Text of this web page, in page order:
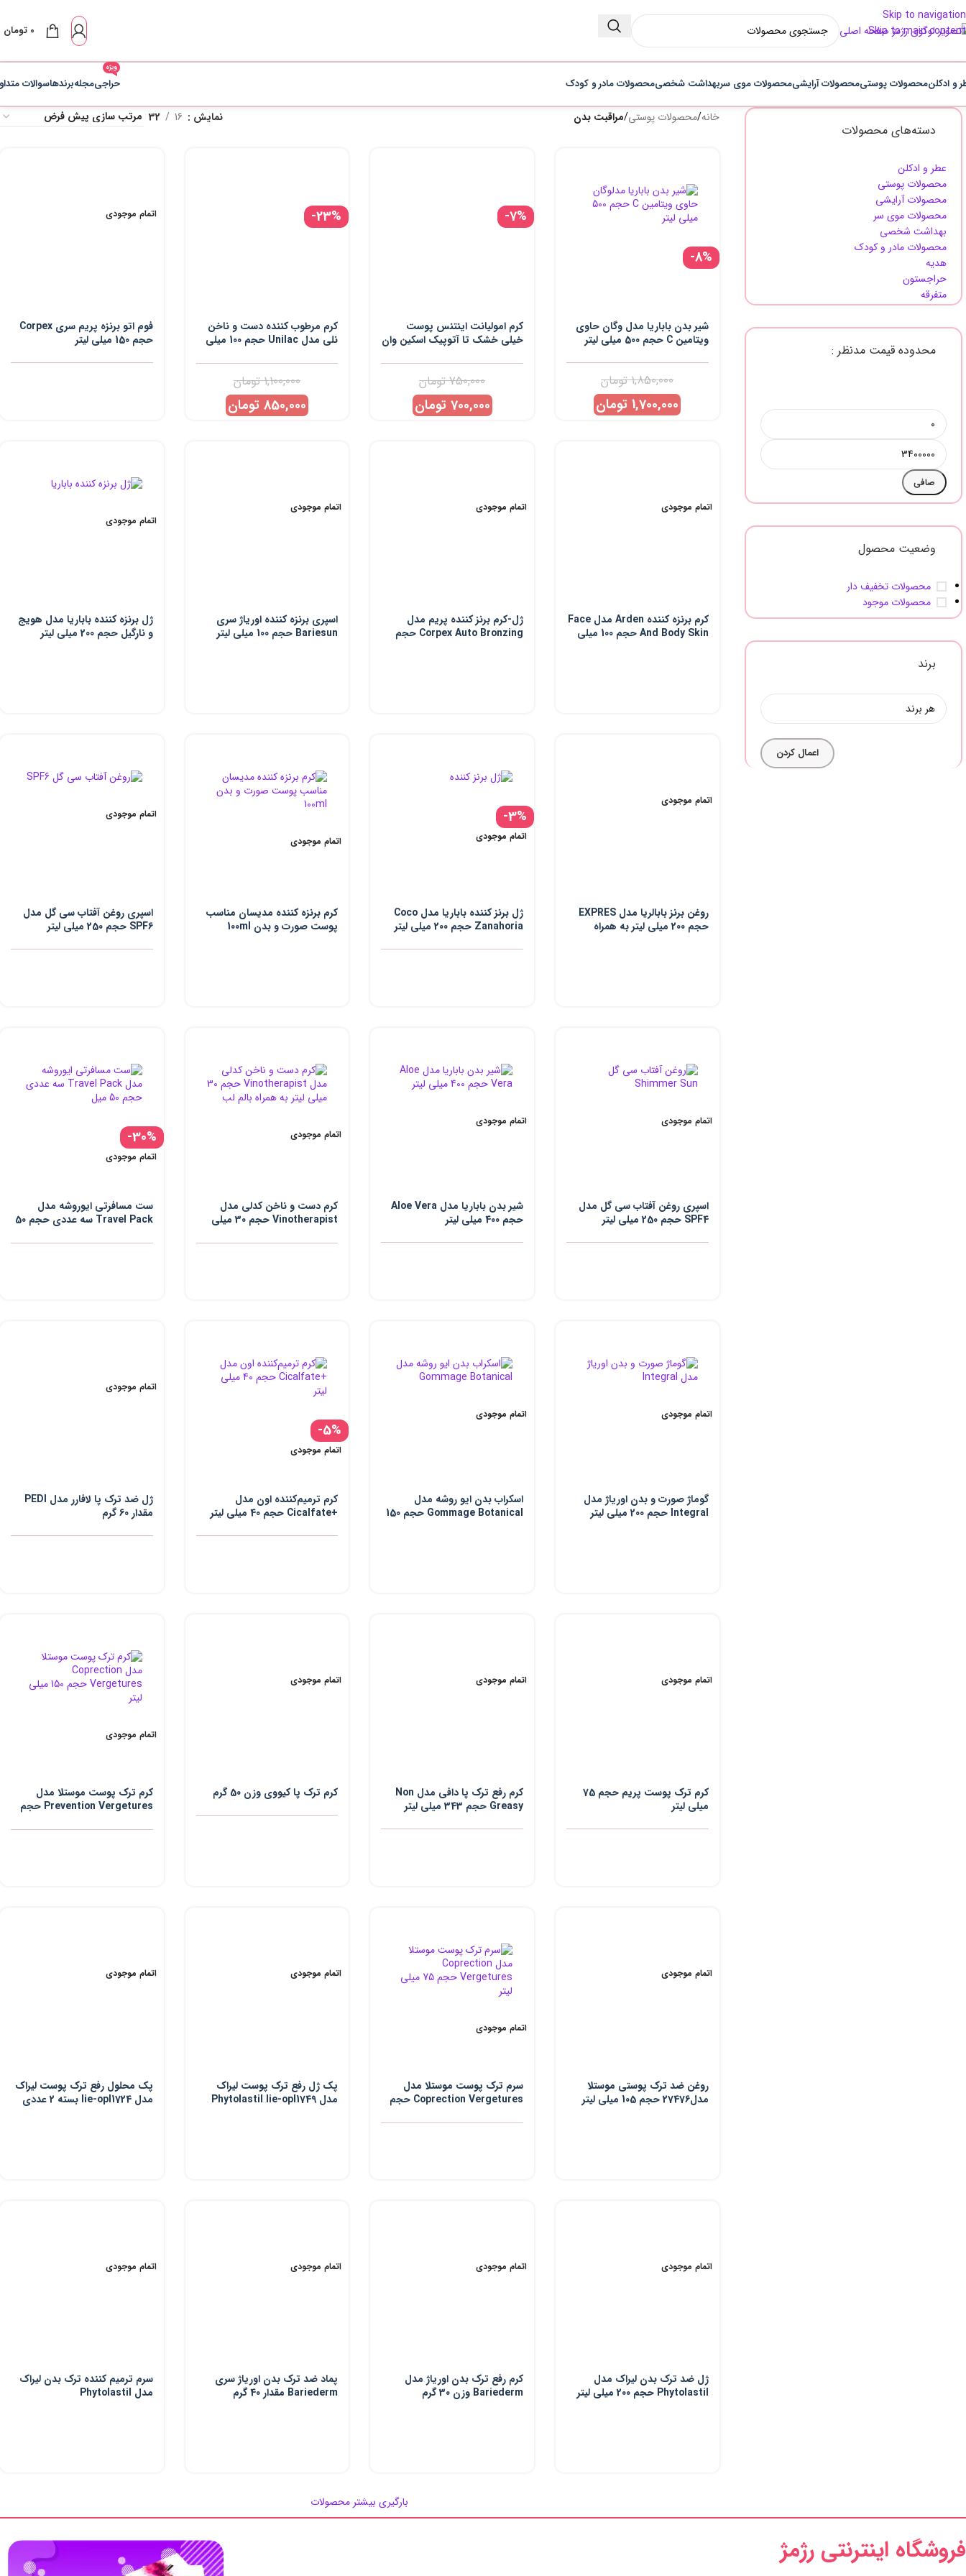
Skip to navigation
Skip to main content
0 تومان
و ادکلنمحصولات پوستیمحصولات آرایشیمحصولات موی سربهداشت شخصیمحصولات مادر و کودک حراجی
ویژه
مجلهبرندهاسوالات
دسته‌های محصولات
عطر و ادکلن
محصولات پوستی
محصولات آرایشی
محصولات موی سر
بهداشت شخصی
محصولات مادر و کودک
هدیه
حراجستون
متفرقه
محدوده قیمت مدنظر :
صافی
وضعیت محصول
محصولات تخفیف دار
محصولات موجود
برند
اعمال کردن
خانه/محصولات پوستی/مراقبت بدن نمایش 16
32
-8%
شیر بدن باباریا مدل وگان حاوی
ویتامین C حجم 500 میلی لیتر
1,850,000تومان
1,700,000 تومان
-7%
کرم امولیانت اینتنس پوست
خیلی خشک تا آتوپیک اسکین وان
750,000تومان
700,000 تومان
-23%
کرم مرطوب کننده دست و ناخن
نلی مدل Unilac حجم 100 میلی
1,100,000تومان
850,000 تومان
اتمام موجودی
فوم اتو برنزه پریم سری Corpex
حجم 150 میلی لیتر
اتمام موجودی
کرم برنزه کننده Arden مدل Face
And Body Skin حجم 100 میلی
اتمام موجودی
ژل-کرم برنز کننده پریم مدل
Corpex Auto Bronzing حجم
اتمام موجودی
اسپری برنزه کننده اوریاژ سری
Bariesun حجم 100 میلی لیتر
اتمام موجودی
ژل برنزه کننده باباریا مدل هویج
و نارگیل حجم 200 میلی لیتر
اتمام موجودی
روغن برنز بابالریا مدل EXPRES
حجم 200 میلی لیتر به همراه
-3%
اتمام موجودی
ژل برنز کننده باباریا مدل Coco
Zanahoria حجم 200 میلی لیتر
اتمام موجودی
کرم برنزه کننده مدیسان مناسب
پوست صورت و بدن 100ml
اتمام موجودی
اسپری روغن آفتاب سی گل مدل
SPF6 حجم 250 میلی لیتر
اتمام موجودی
اسپری روغن آفتاب سی گل مدل
SPF4 حجم 250 میلی لیتر
اتمام موجودی
شیر بدن باباریا مدل Aloe Vera
حجم 400 میلی لیتر
اتمام موجودی
کرم دست و ناخن کدلی مدل
Vinotherapist حجم 30 میلی
-30%
اتمام موجودی
ست مسافرتی ایوروشه مدل
Travel Pack سه عددی حجم 50
اتمام موجودی
گوماژ صورت و بدن اوریاژ مدل
Integral حجم 200 میلی لیتر
اتمام موجودی
اسکراب بدن ایو روشه مدل
Gommage Botanical حجم 150
-5%
اتمام موجودی
کرم ترمیم‌کننده اون مدل
+Cicalfate حجم 40 میلی لیتر
اتمام موجودی
ژل ضد ترک پا لافارر مدل PEDI
مقدار 60 گرم
اتمام موجودی
کرم ترک پوست پریم حجم 75
میلی لیتر
اتمام موجودی
کرم رفع ترک پا دافی مدل Non
Greasy حجم 343 میلی لیتر
اتمام موجودی
کرم ترک پا کیووی وزن 50 گرم
اتمام موجودی
کرم ترک پوست موستلا مدل
Prevention Vergetures حجم
اتمام موجودی
روغن ضد ترک پوستی موستلا
مدل27476 حجم 105 میلی لیتر
اتمام موجودی
سرم ترک پوست موستلا مدل
Coprection Vergetures حجم
اتمام موجودی
پک ژل رفع ترک پوست لیراک
مدل Phytolastil lie-opl1749
اتمام موجودی
پک محلول رفع ترک پوست لیراک
مدل lie-opl1724 بسته 2 عددی
اتمام موجودی
ژل ضد ترک بدن لیراک مدل
Phytolastil حجم 200 میلی لیتر
اتمام موجودی
کرم رفع ترک بدن اوریاژ مدل
Bariederm وزن 30 گرم
اتمام موجودی
پماد ضد ترک بدن اوریاژ سری
Bariederm مقدار 40 گرم
اتمام موجودی
سرم ترمیم کننده ترک بدن لیراک
مدل Phytolastil
بارگیری بیشتر محصولات
فروشگاه اینترنتی رژمژ​